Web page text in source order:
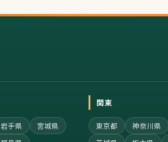
岩手県
宮城県
関東
東京都 神奈川県